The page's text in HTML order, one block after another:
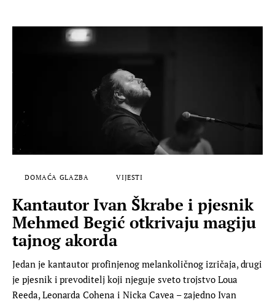
DOMAĆA GLAZBA VIJESTI
Kantautor Ivan Škrabe i pjesnik
Mehmed Begić otkrivaju magiju
tajnog akorda
Jedan je kantautor profinjenog melankoličnog izričaja, drugi
je pjesnik i prevoditelj koji njeguje sveto trojstvo Loua
Reeda, Leonarda Cohena i Nicka Cavea – zajedno Ivan